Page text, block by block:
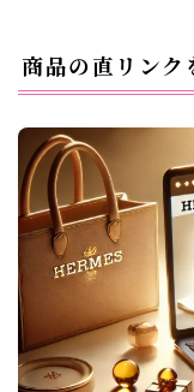
商品の直リンク